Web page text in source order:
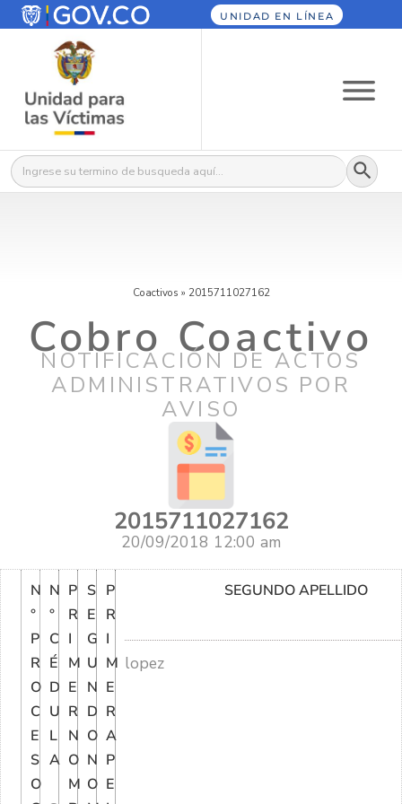
UNIDAD EN LÍNEA
Buscar: Botón
Coactivos » 2015711027162
Cobro Coactivo
NOTIFICACIÓN DE ACTOS
ADMINISTRATIVOS POR
AVISO
2015711027162
20/09/2018 12:00 am
N
°
P
R
O
C
E
S
O
N
°
C
É
D
U
L
A
P
R
I
M
E
R
N
O
M
S
E
G
U
N
D
O
N
O
P
R
I
M
E
R
A
P
E
SEGUNDO APELLIDO
lopez